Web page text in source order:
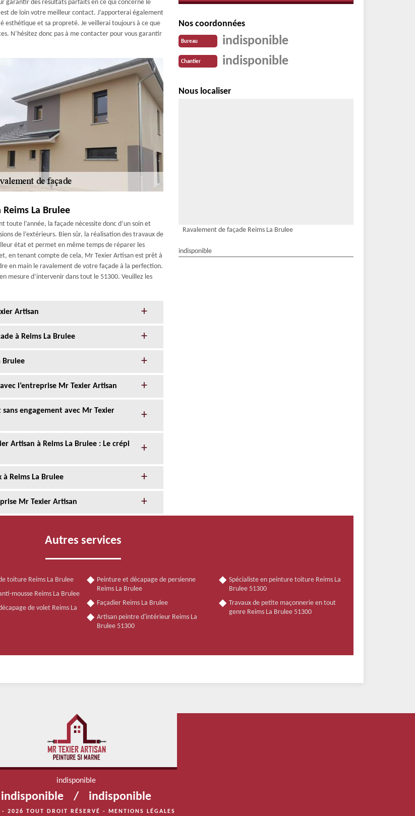
garantir des résultats parfaits en ce qui concerne le
de loin votre meilleur contact. J’apporterai également
esthétique et sa propreté. Je veillerai toujours à ce que
N’hésitez donc pas à me contacter pour vous garantir
La Brulee
toute l’année, la façade nécessite donc d’un soin et
de l’extérieurs. Bien sûr, la réalisation des travaux de
état et permet en même temps de réparer les
en tenant compte de cela, Mr Texier Artisan est prêt à
en main le ravalement de votre façade à la perfection.
mesure d’intervenir dans tout le 51300. Veuillez les
Artisan
à Reims La Brulee
Brulee
l’entreprise Mr Texier Artisan
engagement avec Mr Texier
Artisan à Reims La Brulee : Le crépi
Reims La Brulee
Mr Texier Artisan
Nos coordonnées
Bureau indisponible
Chantier indisponible
Nous localiser
Ravalement de façade Reims La Brulee
indisponible
Autres services
toiture Reims La Brulee
mousse Reims La Brulee
de volet Reims La
Peinture et décapage de persienne
Reims La Brulee
Façadier Reims La Brulee
Artisan peintre d'intérieur Reims La
Brulee 51300
Spécialiste en peinture toiture Reims La
Brulee 51300
Travaux de petite maçonnerie en tout
genre Reims La Brulee 51300
indisponible
indisponible / indisponible
2026 TOUT DROIT RÉSERVÉ - MENTIONS LÉGALES